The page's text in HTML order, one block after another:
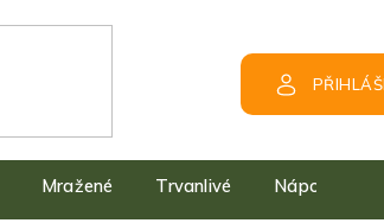
Mražené Trvanlivé Nápoje